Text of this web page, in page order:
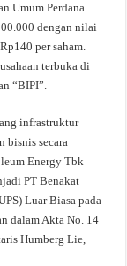
Umum Perdana
dengan nilai
per saham.
terbuka di
“BIPI”.
infrastruktur
bisnis secara
Energy Tbk
PT Benakat
Luar Biasa pada
dalam Akta No. 14
Humberg Lie,